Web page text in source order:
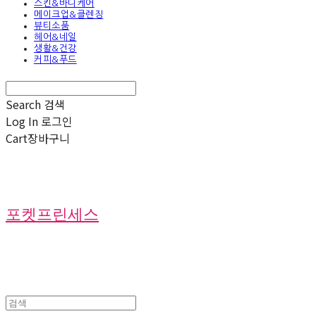
스킨&바디케어
메이크업&클렌징
뷰티소품
헤어&네일
생활&건강
커피&푸드
Search 검색
Log In 로그인
Cart장바구니
포켓프린세스